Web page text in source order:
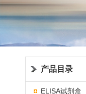
产品目录
ELISA试剂盒